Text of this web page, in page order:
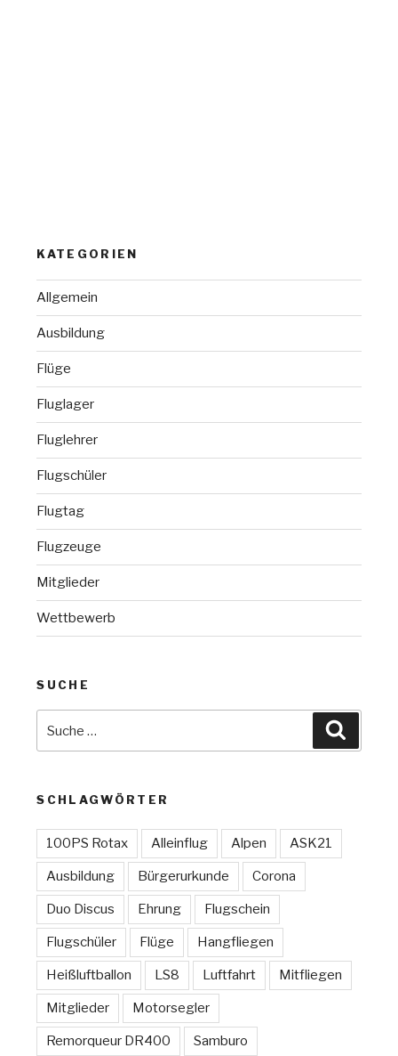
KATEGORIEN
Allgemein
Ausbildung
Flüge
Fluglager
Fluglehrer
Flugschüler
Flugtag
Flugzeuge
Mitglieder
Wettbewerb
SUCHE
nach:
SCHLAGWÖRTER
100PS Rotax Alleinflug Alpen ASK21
Ausbildung Bürgerurkunde Corona
Duo Discus Ehrung Flugschein
Flugschüler Flüge Hangfliegen
Heißluftballon LS8 Luftfahrt Mitfliegen
Mitglieder Motorsegler
Remorqueur DR400 Samburo